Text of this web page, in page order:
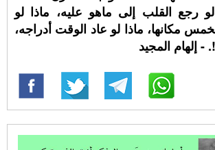
رجع القلب إلى ماهو عليه، ماذا لو
مكانها، ماذا لو عاد الوقت أدراجه،
- إلهام المجيد